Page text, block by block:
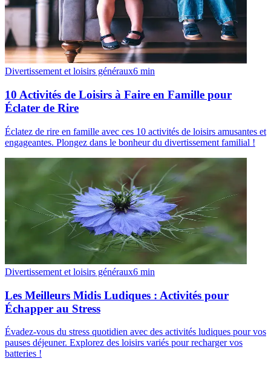
Divertissement et loisirs généraux6 min
10 Activités de Loisirs à Faire en Famille pour
Éclater de Rire
Éclatez de rire en famille avec ces 10 activités de loisirs amusantes et
engageantes. Plongez dans le bonheur du divertissement familial !
Divertissement et loisirs généraux6 min
Les Meilleurs Midis Ludiques : Activités pour
Échapper au Stress
Évadez-vous du stress quotidien avec des activités ludiques pour vos
pauses déjeuner. Explorez des loisirs variés pour recharger vos
batteries !